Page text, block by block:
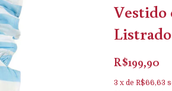
Vestido
R$199,90
3 x de R$66,63